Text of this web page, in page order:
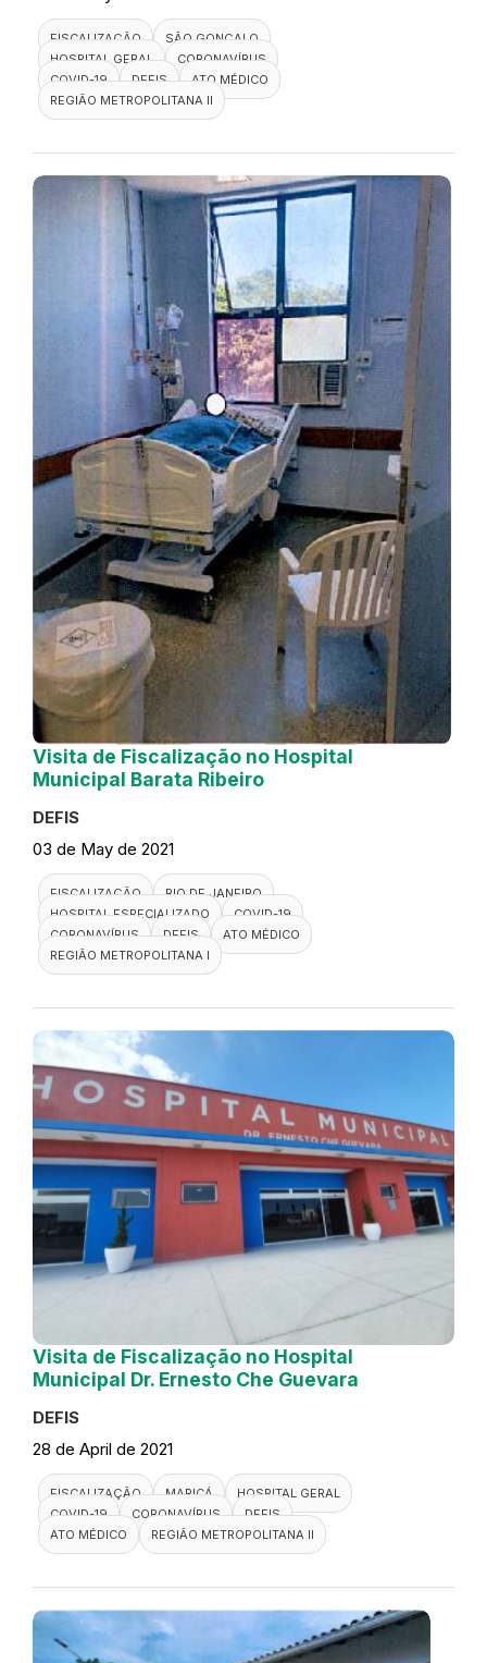
FISCALIZAÇÃO
SÃO GONÇALO
HOSPITAL GERAL
CORONAVÍRUS
COVID-19
DEFIS
ATO MÉDICO
REGIÃO METROPOLITANA II
Visita de Fiscalização no Hospital
Municipal Barata Ribeiro
DEFIS
03 de May de 2021
FISCALIZAÇÃO
RIO DE JANEIRO
HOSPITAL ESPECIALIZADO
COVID-19
CORONAVÍRUS
DEFIS
ATO MÉDICO
REGIÃO METROPOLITANA I
Visita de Fiscalização no Hospital
Municipal Dr. Ernesto Che Guevara
DEFIS
28 de April de 2021
FISCALIZAÇÃO MARICÁ
HOSPITAL GERAL
COVID-19
CORONAVÍRUS
DEFIS
ATO MÉDICO
REGIÃO METROPOLITANA II